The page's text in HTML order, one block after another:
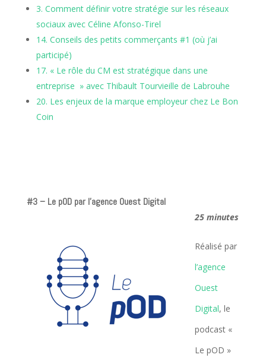
3. Comment définir votre stratégie sur les réseaux
sociaux avec Céline Afonso-Tirel
14. Conseils des petits commerçants #1 (où j’ai
participé)
17. « Le rôle du CM est stratégique dans une
entreprise » avec Thibault Tourvieille de Labrouhe
20. Les enjeux de la marque employeur chez Le Bon
Coin
#3 – Le pOD par l’agence Ouest Digital
25 minutes
Réalisé par
l’agence
Ouest
Digital, le
podcast «
Le pOD »